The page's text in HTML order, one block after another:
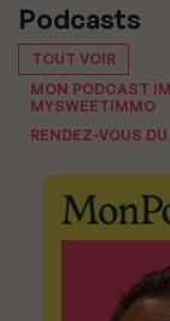
Podcasts
TOUT VOIR
MON PODCAST
MYSWEETIMMO
RENDEZ-VOUS